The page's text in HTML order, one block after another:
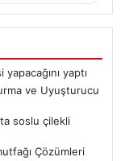
yaptı
ve Uyuşturucu
soslu çilekli
Çözümleri